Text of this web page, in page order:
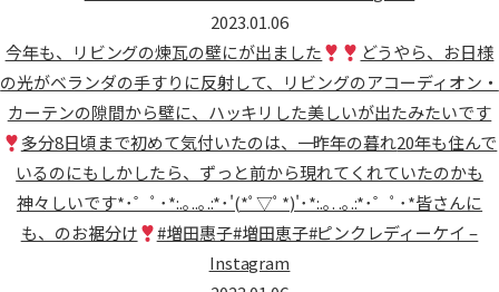
2023.01.06
今年も、リビングの煉瓦の壁にが出ました
どうやら、お日様
の光がベランダの手すりに反射して、リビングのアコーディオン・
カーテンの隙間から壁に、ハッキリした美しいが出たみたいです
多分8日頃まで初めて気付いたのは、一昨年の暮れ20年も住んで
いるのにもしかしたら、ずっと前から現れてくれていたのかも
神々しいです*･゜ﾟ･*:.｡..｡.:*･'(*ﾟ▽ﾟ*)'･*:.｡. .｡.:*･゜ﾟ･*皆さんに
も、のお裾分け
#増田惠子#増田恵子#ピンクレディーケイ –
Instagram